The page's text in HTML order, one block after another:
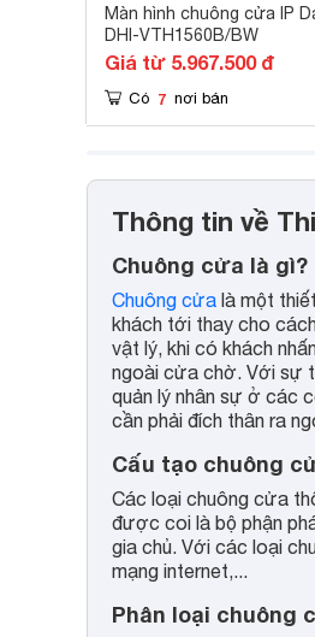
Màn hình chuông cửa IP
DHI-VTH1560B/BW
Giá từ 5.967.500 đ
Có 7 nơi bán
Thông tin về
Chuông cửa là gì?
Chuông cửa là một
khách tới thay cho
vật lý, khi có khách
ngoài cửa chờ. Với sự
quản lý nhân sự ở các
cần phải đích thân ra
Cấu tạo chuông
Các loại chuông cửa
được coi là bộ phận
gia chủ. Với các loại
mạng internet,...
Phân loại chuông